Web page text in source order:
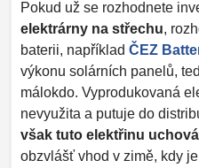
Pokud už se rozhodnete
elektrárny na střechu,
baterii, například ČEZ
výkonu solárních panelů,
málokdo. Vyprodukovaná
nevyužita a putuje do
však tuto elektřinu
obzvlášť vhod v zimě, kdy